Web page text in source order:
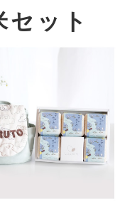
セット